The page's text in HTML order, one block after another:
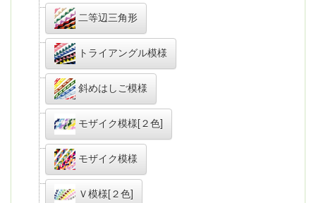
二等辺三角形
トライアングル模様
斜めはしご模様
モザイク模様[２色]
モザイク模様
Ｖ模様[２色]